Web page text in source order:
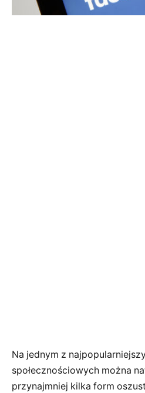
Na jednym z
społecznościowych można
przynajmniej kilka form